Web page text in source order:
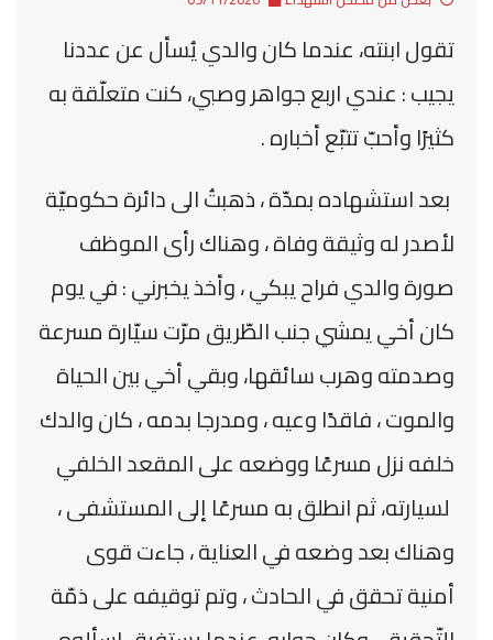
تقول ابنته، عندما كان والدي يُسأل عن عددنا
يجيب : عندي اربع جواهر وصبي، كنت متعلّقة به
كثيرًا وأحبّ تتبّع أخباره .
بعد استشهاده بمدّة ، ذهبتُ الى دائرة حكوميّة
لأصدر له وثيقة وفاة ، وهناك رأى الموظف
صورة والدي فراح يبكي ، وأخذ يخبرني : في يوم
كان أخي يمشي جنب الطّريق مرّت سيّارة مسرعة
وصدمته وهرب سائقها، وبقي أخي بين الحياة
والموت ، فاقدًا وعيه ، ومدرجا بدمه ، كان والدك
خلفه نزل مسرعًا ووضعه على المقعد الخلفي
لسيارته، ثم انطلق به مسرعًا إلى المستشفى ،
وهناك بعد وضعه في العناية ، جاءت قوى
أمنية تحقق في الحادث ، وتم توقيفه على ذمّة